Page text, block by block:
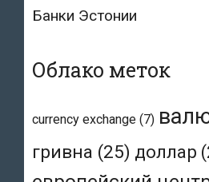
Банки Эстонии
Облако меток
currency exchange (7)
гривна (25) доллар